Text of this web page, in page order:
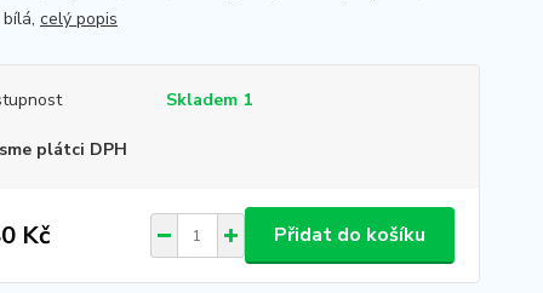
celý popis
Skladem 1
plátci DPH
Kč Přidat do košíku